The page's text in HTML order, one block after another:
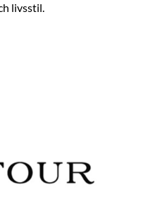
livsstil.